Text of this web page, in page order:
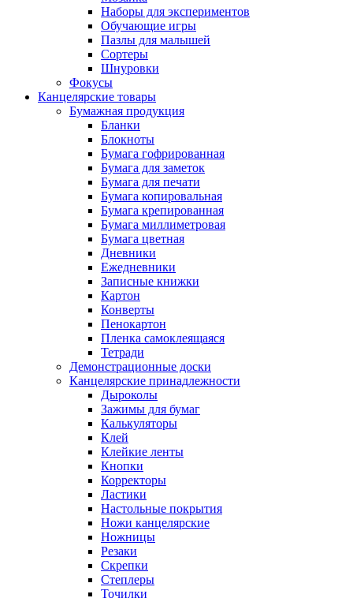
Наборы для экспериментов
Обучающие игры
Пазлы для малышей
Сортеры
Шнуровки
Фокусы
Канцелярские товары
Бумажная продукция
Бланки
Блокноты
Бумага гофрированная
Бумага для заметок
Бумага для печати
Бумага копировальная
Бумага крепированная
Бумага миллиметровая
Бумага цветная
Дневники
Ежедневники
Записные книжки
Картон
Конверты
Пенокартон
Пленка самоклеящаяся
Тетради
Демонстрационные доски
Канцелярские принадлежности
Дыроколы
Зажимы для бумаг
Калькуляторы
Клей
Клейкие ленты
Кнопки
Корректоры
Ластики
Настольные покрытия
Ножи канцелярские
Ножницы
Резаки
Скрепки
Степлеры
Точилки